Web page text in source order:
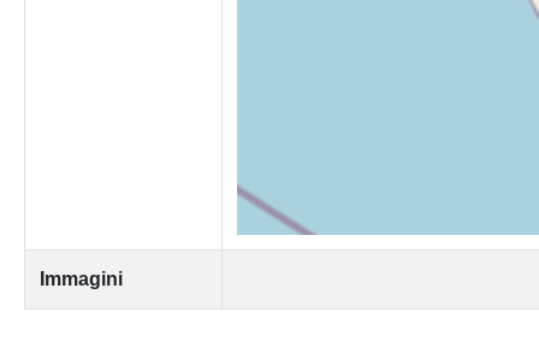
Immagini